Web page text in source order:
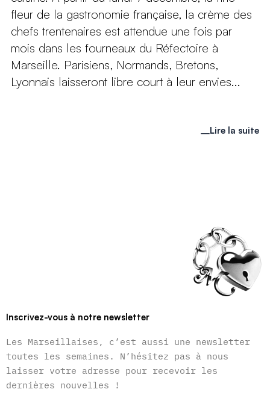
fleur de la gastronomie française, la crème des
chefs trentenaires est attendue une fois par
mois dans les fourneaux du Réfectoire à
Marseille. Parisiens, Normands, Bretons,
Lyonnais laisseront libre court à leur envies...
Lire la suite
Inscrivez-vous à notre newsletter
Les Marseillaises, c’est aussi une newsletter
toutes les semaines. N’hésitez pas à nous
laisser votre adresse pour recevoir les
dernières nouvelles !